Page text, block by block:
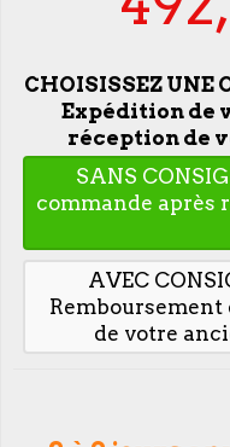
CHOISISSEZ UNE
Expédition de
réception de
SANS
commande après
AVEC
Remboursement
de votre